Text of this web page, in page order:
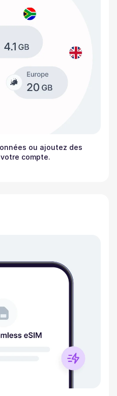
ou ajoutez des
compte.